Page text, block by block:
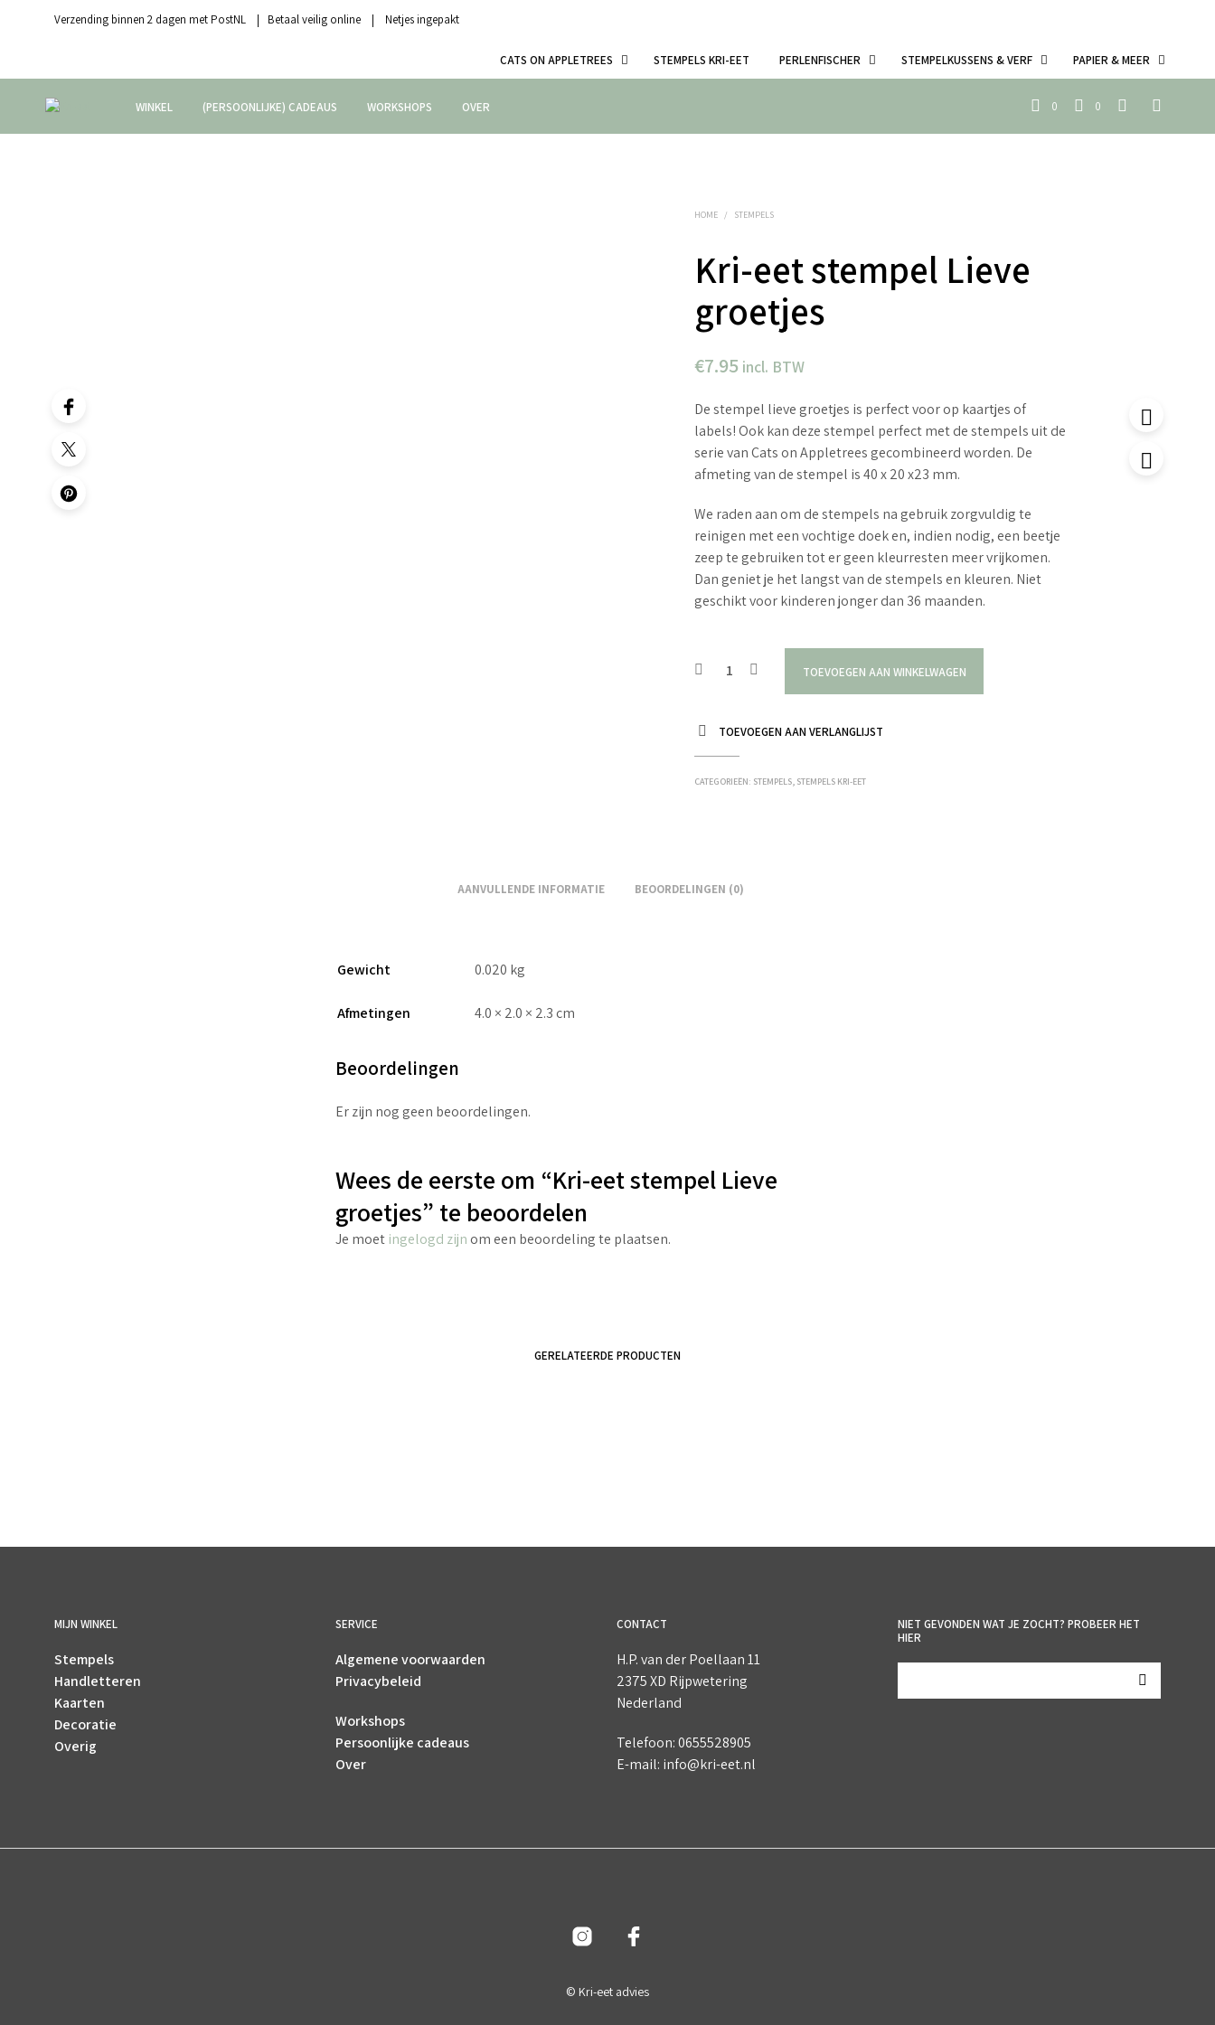
Verzending binnen 2 dagen met PostNL | Betaal veilig online | Netjes ingepakt
CATS ON APPLETREES STEMPELS KRI-EET PERLENFISCHER STEMPELKUSSENS & VERF PAPIER & MEER
WINKEL (PERSOONLIJKE) CADEAUS WORKSHOPS OVER 0 0
HOME / STEMPELS
Kri-eet stempel Lieve
groetjes
€7.95 incl. BTW
De stempel lieve groetjes is perfect voor op kaartjes of
labels! Ook kan deze stempel perfect met de stempels uit de
serie van Cats on Appletrees gecombineerd worden. De
afmeting van de stempel is 40 x 20 x23 mm.
We raden aan om de stempels na gebruik zorgvuldig te
reinigen met een vochtige doek en, indien nodig, een beetje
zeep te gebruiken tot er geen kleurresten meer vrijkomen.
Dan geniet je het langst van de stempels en kleuren. Niet
geschikt voor kinderen jonger dan 36 maanden.
TOEVOEGEN AAN WINKELWAGEN
TOEVOEGEN AAN VERLANGLIJST
CATEGORIEËN: STEMPELS, STEMPELS KRI-EET
AANVULLENDE INFORMATIE BEOORDELINGEN (0)
Gewicht 0.020 kg
Afmetingen 4.0 × 2.0 × 2.3 cm
Beoordelingen
Er zijn nog geen beoordelingen.
Wees de eerste om “Kri-eet stempel Lieve
groetjes” te beoordelen
Je moet ingelogd zijnom een beoordeling te plaatsen.
GERELATEERDE PRODUCTEN
MIJN WINKEL
Stempels
Handletteren
Kaarten
Decoratie
Overig
SERVICE
Algemene voorwaarden
Privacybeleid
Workshops
Persoonlijke cadeaus
Over
CONTACT
H.P. van der Poellaan 11
2375 XD Rijpwetering
Nederland
Telefoon: 0655528905
E-mail: info@kri-eet.nl
NIET GEVONDEN WAT JE ZOCHT? PROBEER HET
HIER
© Kri-eet advies